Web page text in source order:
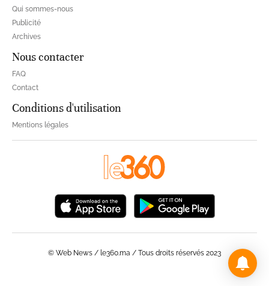
Qui sommes-nous
Publicité
Archives
Nous contacter
FAQ
Contact
Conditions d'utilisation
Mentions légales
© Web News / le360.ma / Tous droits réservés 2023